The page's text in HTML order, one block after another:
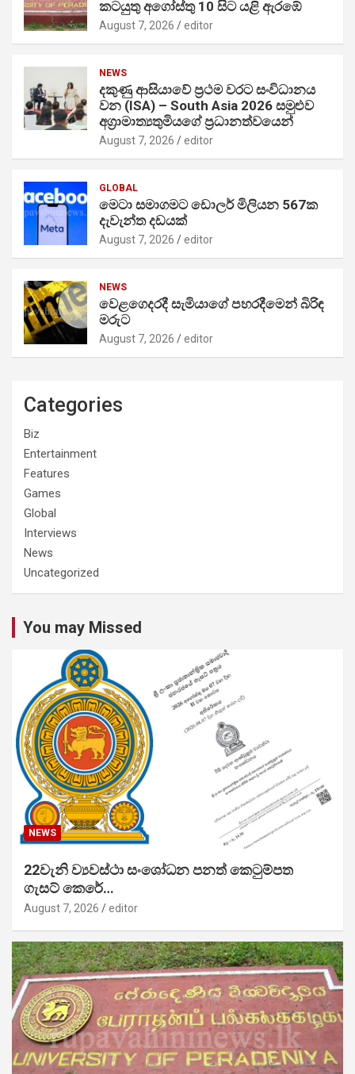
කටයුතු අගෝස්තු 10 සිට යළි ඇරඹේ
August 7, 2026 editor
NEWS
දකුණු ආසියාවේ ප්‍රථම වරට සංවිධානය
වන (ISA) – South Asia 2026 සමුළුව
අග්‍රාමාත්‍යතුමියගේ ප්‍රධානත්වයෙන්
August 7, 2026 editor
GLOBAL
මෙටා සමාගමට ඩොලර් මිලියන 567ක
දැවැන්ත දඩයක්
August 7, 2026 editor
NEWS
වෙළගෙදරදී සැමියාගේ පහරදීමෙන් බිරිඳ
මරුට
August 7, 2026 editor
Categories
Biz
Entertainment
Features
Games
Global
Interviews
News
Uncategorized
You may Missed
NEWS
22වැනි ව්‍යවස්ථා සංශෝධන පනත් කෙටුම්පත
ගැසට් කෙරේ…
August 7, 2026 editor